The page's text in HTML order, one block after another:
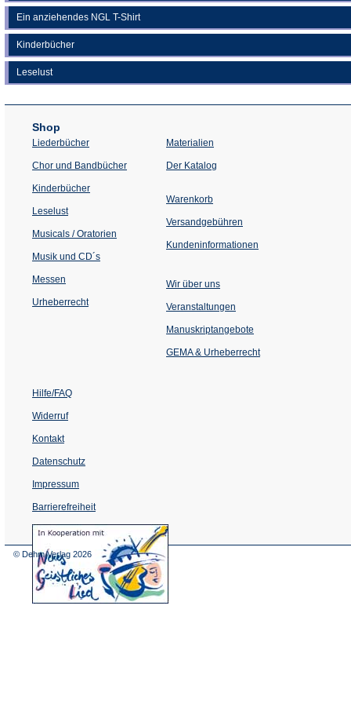
Ein anziehendes NGL T-Shirt
Kinderbücher
Leselust
Shop
Liederbücher
Chor und Bandbücher
Kinderbücher
Leselust
Musicals / Oratorien
Musik und CD´s
Messen
Urheberrecht
Materialien
Der Katalog
Warenkorb
Versandgebühren
Kundeninformationen
Wir über uns
Veranstaltungen
einem
Tab)
Manuskriptangebote
GEMA & Urheberrecht
Hilfe/FAQ
Widerruf
Kontakt
Datenschutz
Impressum
Barrierefreiheit
(Öffnet
in
© Dehm Verlag 2026